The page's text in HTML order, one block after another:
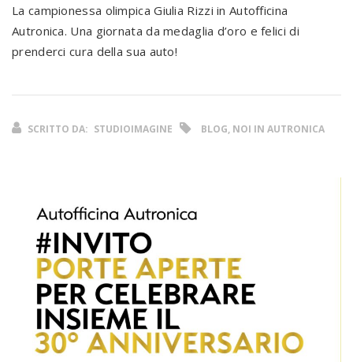
La campionessa olimpica Giulia Rizzi in Autofficina
Autronica. Una giornata da medaglia d’oro e felici di
prenderci cura della sua auto!
SCRITTO DA: STUDIOIMAGINE BLOG, NOI IN AUTRONICA